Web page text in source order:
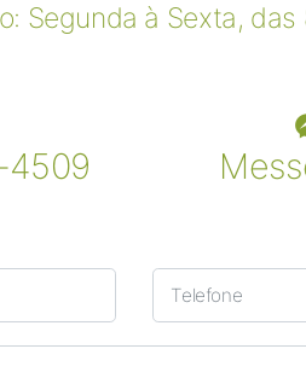
Segunda à Sexta,
4509